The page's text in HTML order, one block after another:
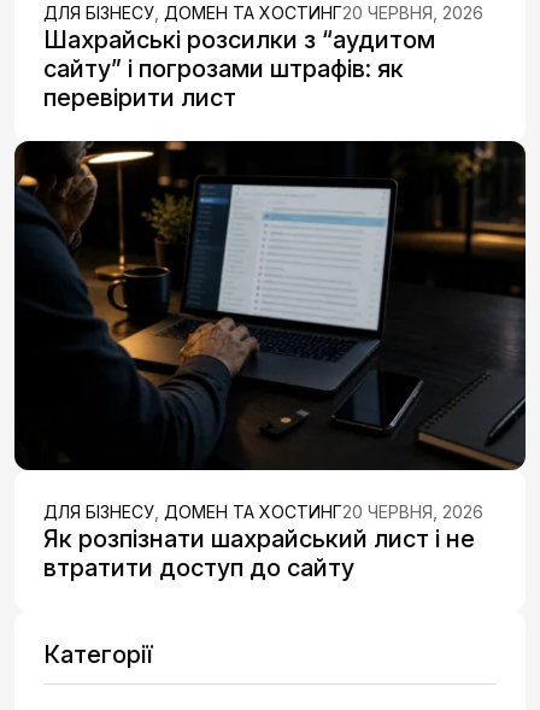
ДЛЯ БІЗНЕСУ ДОМЕН ТА ХОСТИНГ20 ЧЕРВНЯ, 2026
Шахрайські розсилки з “аудитом
сайту” і погрозами штрафів: як
перевірити лист
ДЛЯ БІЗНЕСУ ДОМЕН ТА ХОСТИНГ20 ЧЕРВНЯ, 2026
Як розпізнати шахрайський лист і не
втратити доступ до сайту
Категорії